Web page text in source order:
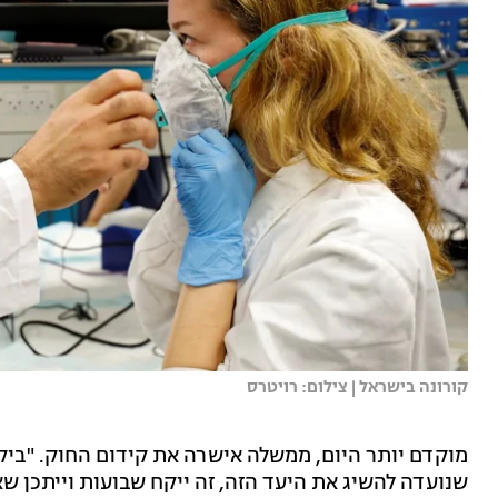
קורונה בישראל | צילום: רויטרס
מוקדם יותר היום, ממשלה אישרה את קידום החוק.
שנועדה להשיג את היעד הזה, זה ייקח שבועות